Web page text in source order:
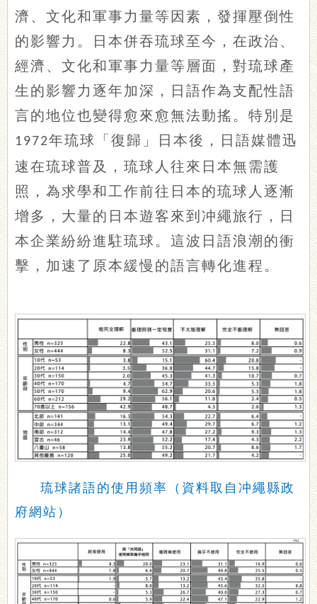
濟、文化和軍事力量等因素，發揮壓倒性
的影響力。日本併吞琉球至今，在政治、
經濟、文化和軍事力量等層面，對琉球產
生的影響力逐年加深，日語作為支配性語
言的地位也變得愈來愈無法動搖。特別是
1972年琉球「復歸」日本後，日語媒體迅
速在琉球普及，琉球人往來日本無需護
照，為求學和工作前往日本的琉球人逐漸
增多，大量的日本遊客來到冲繩旅行，日
本企業紛紛進駐琉球。這波日語浪潮的衝
擊，加速了原本緩慢的語言轉化進程。
琉球諸語的使用頻率（資料取自冲繩縣政
府網站）